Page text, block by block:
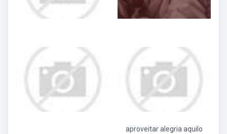
aproveitar alegria aquilo